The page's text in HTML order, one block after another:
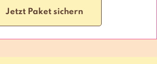
Jetzt Paket sichern